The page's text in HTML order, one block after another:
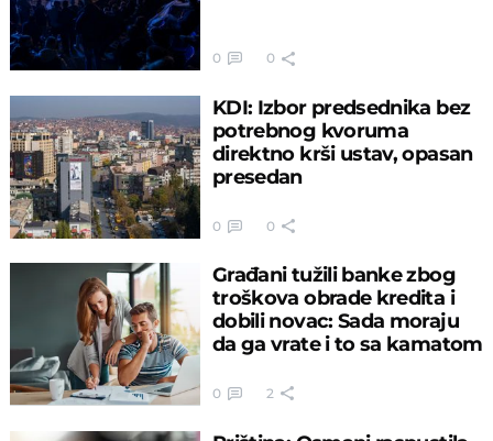
0 0
KDI: Izbor predsednika bez
potrebnog kvoruma
direktno krši ustav, opasan
presedan
0 0
Građani tužili banke zbog
troškova obrade kredita i
dobili novac: Sada moraju
da ga vrate i to sa kamatom
0 2